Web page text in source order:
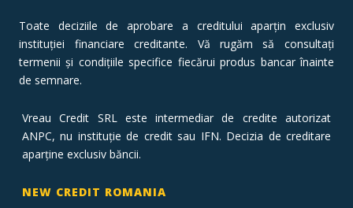
Toate deciziile de aprobare a creditului aparțin exclusiv
instituției financiare creditante. Vă rugăm să consultați
termenii și condițiile specifice fiecărui produs bancar înainte
de semnare.
Vreau Credit SRL este intermediar de credite autorizat
ANPC, nu instituție de credit sau IFN. Decizia de creditare
aparține exclusiv băncii.
NEW CREDIT ROMANIA